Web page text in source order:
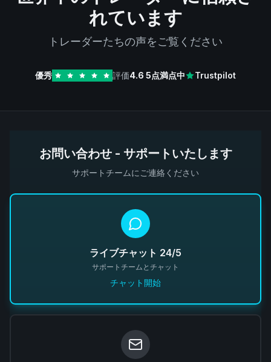
れています
トレーダーたちの声をご覧ください
優秀 評価4.6 5点満点中 Trustpilot
お問い合わせ - サポートいたします
サポートチームにご連絡ください
ライブチャット 24/5
サポートチームとチャット
チャット開始